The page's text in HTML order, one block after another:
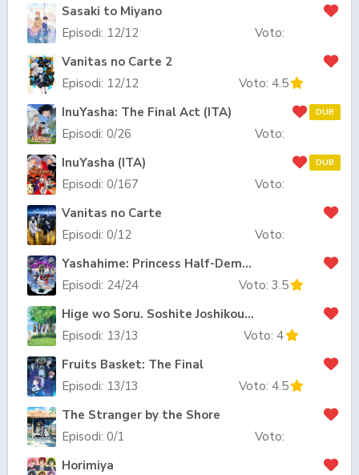
Sasaki to Miyano
Voto:
Episodi: 12/12
Vanitas no Carte 2
Voto: 4.5
Episodi: 12/12
InuYasha: The Final Act (ITA)
DUB
Voto:
Episodi: 0/26
InuYasha (ITA)
DUB
Voto:
Episodi: 0/167
Vanitas no Carte
Voto:
Episodi: 0/12
Yashahime: Princess Half-Demon: The Second Act
Voto: 3.5
Episodi: 24/24
Hige wo Soru. Soshite Joshikousei wo Hirou.
Voto: 4
Episodi: 13/13
Fruits Basket: The Final
Voto: 4.5
Episodi: 13/13
The Stranger by the Shore
Voto:
Episodi: 0/1
Horimiya